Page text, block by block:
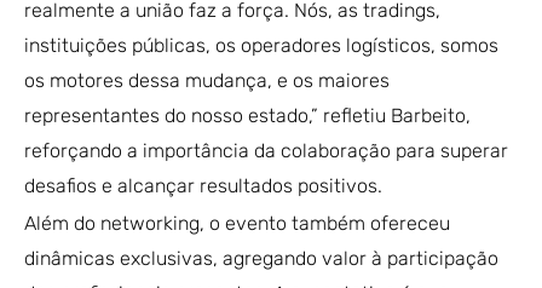
realmente a união faz a força. Nós, as tradings,
instituições públicas, os operadores logísticos, somos
os motores dessa mudança, e os maiores
representantes do nosso estado,” refletiu Barbeito,
reforçando a importância da colaboração para superar
desafios e alcançar resultados positivos.
Além do networking, o evento também ofereceu
dinâmicas exclusivas, agregando valor à participação